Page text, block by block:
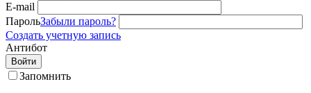
E-mail
ПарольЗабыли пароль?
Создать учетную запись
Антибот
Войти
Запомнить